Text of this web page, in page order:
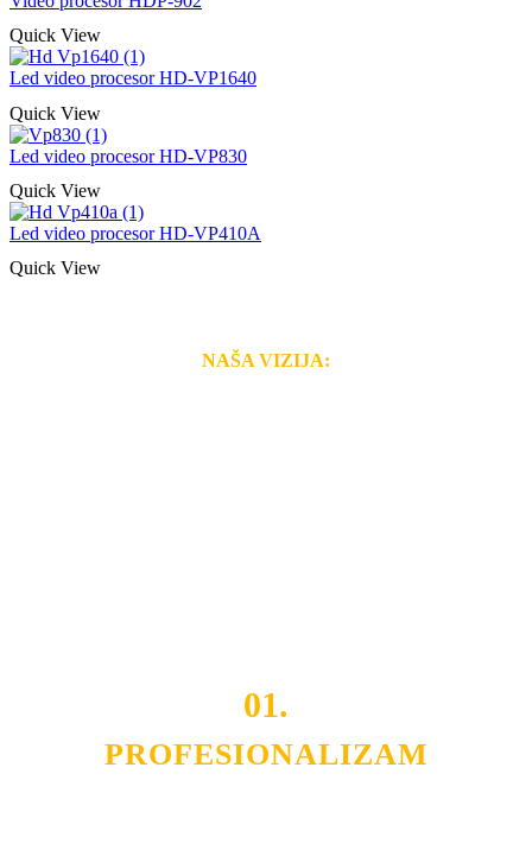
Quick View
Led video procesor HD-VP1640
Quick View
Led video procesor HD-VP830
Quick View
Led video procesor HD-VP410A
Quick View
NAŠA VIZIJA:
01.
PROFESIONALIZAM